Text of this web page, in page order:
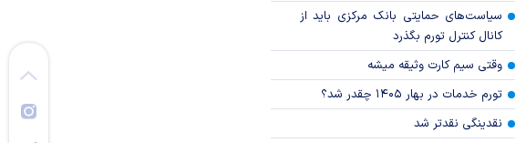
سیاست‌های حمایتی بانک مرکزی باید از
کانال کنترل تورم بگذرد
وقتی سیم کارت وثیقه میشه
تورم خدمات در بهار ۱۴۰۵ چقدر شد؟
نقدینگی نقدتر شد